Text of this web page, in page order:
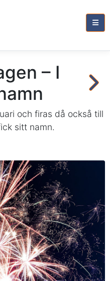
– I
och firas då också till
sitt namn.